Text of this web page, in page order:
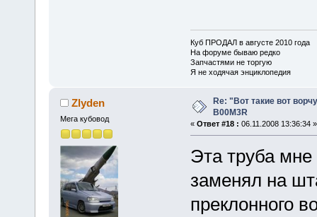
Куб ПРОДАЛ в августе 2010 года
На форуме бываю редко
Запчастями не торгую
Я не ходячая энциклопедия
Zlyden
Мега кубовод
Re: "Вот такие вот
B00M3R
« Ответ #18 : 06.11.2008 13:36:34 »
Эта труба
заменял на
преклонного